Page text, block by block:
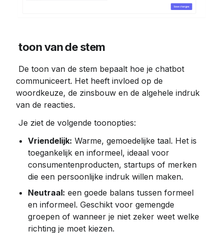
toon van de stem
communiceert. Het heeft invloed op de
woordkeuze, de zinsbouw en de algehele indruk
Je ziet de volgende toonopties:
Vriendelijk: Warme, gemoedelijke taal. Het is
toegankelijk en informeel, ideaal voor
consumentenproducten, startups of merken
die een persoonlijke indruk willen maken.
Neutraal: een goede balans tussen formeel
en informeel. Geschikt voor gemengde
groepen of wanneer je niet zeker weet welke
richting je moet kiezen.